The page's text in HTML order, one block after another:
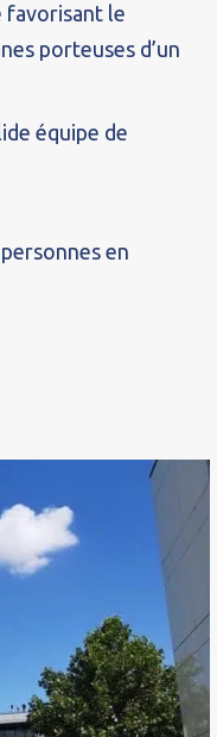
favorisant le
porteuses d’un
équipe de
en